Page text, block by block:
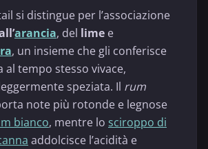
si distingue per l’associazione
arancia, del lime e
, un insieme che gli conferisce
tempo stesso vivace,
speziata. Il rum
note più rotonde e legnose
bianco, mentre lo sciroppo di
addolcisce l’acidità e